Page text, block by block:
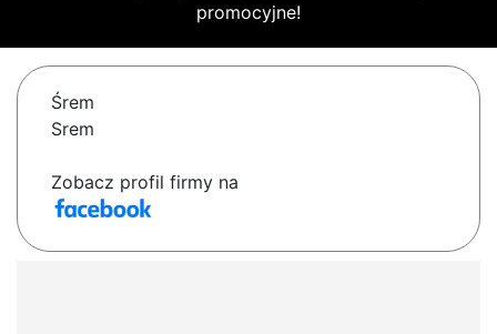
promocyjne!
Śrem
Srem
Zobacz profil firmy na